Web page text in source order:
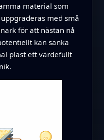
material som
med små
för att nästan nå
kan sänka
plast ett värdefullt